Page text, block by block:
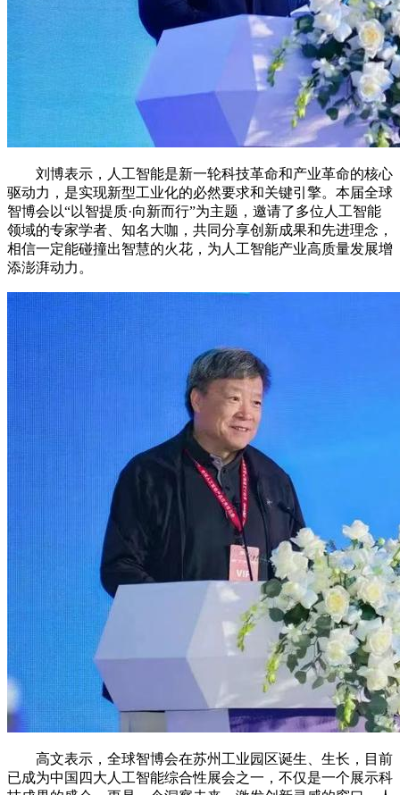
刘博表示，人工智能是新一轮科技革命和产业革命的核心
驱动力，是实现新型工业化的必然要求和关键引擎。本届全球
智博会以“以智提质·向新而行”为主题，邀请了多位人工智能
领域的专家学者、知名大咖，共同分享创新成果和先进理念，
相信一定能碰撞出智慧的火花，为人工智能产业高质量发展增
添澎湃动力。
高文表示，全球智博会在苏州工业园区诞生、生长，目前
已成为中国四大人工智能综合性展会之一，不仅是一个展示科